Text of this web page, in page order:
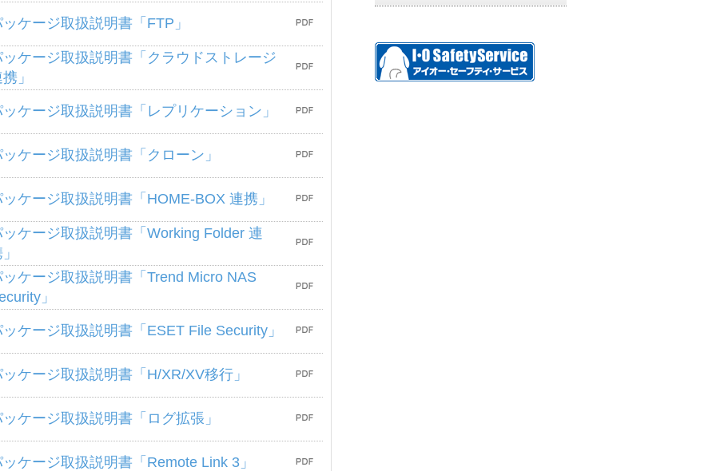
ケージ取扱説明書「FTP」
ッケージ取扱説明書「クラウドストレージ
」
ッケージ取扱説明書「レプリケーション」
ケージ取扱説明書「クローン」
ッケージ取扱説明書「HOME-BOX 連携」
ッケージ取扱説明書「Working Folder 連
ッケージ取扱説明書「Trend Micro NAS
」
ッケージ取扱説明書「ESET File Security」
ッケージ取扱説明書「H/XR/XV移行」
ケージ取扱説明書「ログ拡張」
ッケージ取扱説明書「Remote Link 3」